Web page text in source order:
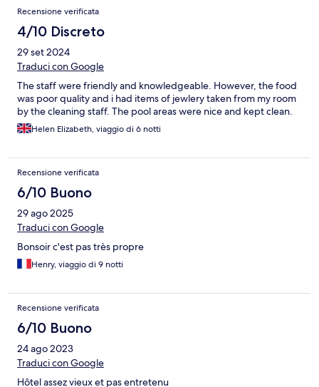
Recensione verificata
4/10 Discreto
29 set 2024
Traduci con Google
The staff were friendly and knowledgeable. However, the food
was poor quality and i had items of jewlery taken from my room
by the cleaning staff. The pool areas were nice and kept clean.
Helen Elizabeth, viaggio di 6 notti
Recensione verificata
6/10 Buono
29 ago 2025
Traduci con Google
Bonsoir c'est pas très propre
Henry, viaggio di 9 notti
Recensione verificata
6/10 Buono
24 ago 2023
Traduci con Google
Hôtel assez vieux et pas entretenu